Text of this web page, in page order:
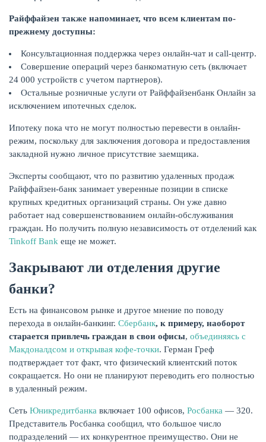
ЕЩЁ
ЖУРНАЛ
Райффайзен также напоминает, что всем клиентам по-
прежнему доступны:
Консультационная поддержка через онлайн-чат и call-центр.
Совершение операций через банкоматную сеть (включает
24 000 устройств с учетом партнеров).
Остальные розничные услуги от Райффайзенбанк Онлайн за
исключением ипотечных сделок.
Ипотеку пока что не могут полностью перевести в онлайн-
режим, поскольку для заключения договора и предоставления
закладной нужно личное присутствие заемщика.
Эксперты сообщают, что по развитию удаленных продаж
Райффайзен-банк занимает уверенные позиции в списке
крупных кредитных организаций страны. Он уже давно
работает над совершенствованием онлайн-обслуживания
граждан. Но получить полную независимость от отделений как
Tinkoff Bank еще не может.
Закрывают ли отделения другие
банки?
Есть на финансовом рынке и другое мнение по поводу
перехода в онлайн-банкинг. Сбербанк, к примеру, наоборот
старается привлечь граждан в свои офисы, объединяясь с
Макдоналдсом и открывая кофе-точки. Герман Греф
подтверждает тот факт, что физический клиентский поток
сокращается. Но они не планируют переводить его полностью
в удаленный режим.
Сеть Юникредитбанка включает 100 офисов, Росбанка — 320.
Представитель Росбанка сообщил, что большое число
подразделений — их конкурентное преимущество. Они не